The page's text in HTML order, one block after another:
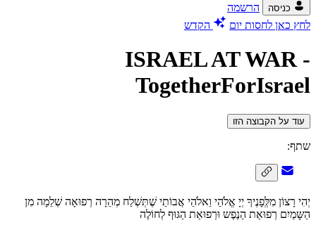
כניסה
הרשמה
לחץ כאן לחסות יום
הקדש
ISRAEL AT WAR -
TogetherForIsrael
עוד על הקבוצה הזו
שתף:
יְהִי רָצוֹן מִלְְּפָנֶיךָ יְיָ אֱלֹהַי וֵאלֹהֵי אֲבוֹתַי שֶׁתְּשְׁלַח מְהֵרָה רְפוּאָה שְׁלֵמָה מִן
הַשָּמַיִם רְפוּאַת הַנֶפֶש וּרְפוּאַת הַגּוּף לְחוֹלֶה